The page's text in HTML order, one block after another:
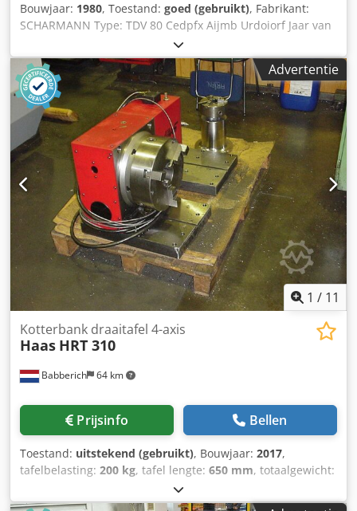
Bouwjaar: 1980, Toestand: goed (gebruikt), Fabrikant:
SCHARMANN Type: TDV 80 Cedpfx Aijmb Urdoiorf Jaar van
fabricage: 1980 Draagbaar / Verplaatsbaar met
nivelleerschoenen AWF Fixators ROD Heidenhain
indexeerweger met Dro Links- en rechtsdraaiend in 3
indexeersnelheden Vermogen 18 kW Snel positioneerbare
vaste hoek 0-90-180-270 Gr Specificaties Metrisch VS
standaard Tafellengte 3500 mm Tafel breedte 3500 mm
Tafelbelasting 80000 Rotatie B-as 360000 ° Afmetingen
(schatting) Lengte 6000 mm Breedte 3500 mm Hoogte 1400
mm Gewicht 28000 kg Let op: De informatie op deze
pagina is te goeder trouw verkregen van ons en waar
mogelijk van de fabrikant. De informatie wordt te goeder
trouw gegeven, maar de nauwkeurigheid kan niet worden
gegarandeerd. Wij raden u aan alle belangrijke details te
controleren.
Advertentie
1 / 11
Babberich 64 km
Kotterbank draaitafel 4-axis
Haas HRT 310
Prijsinfo Bellen
Toestand: uitstekend (gebruikt), Bouwjaar: 2017,
tafelbelasting: 200 kg, tafel lengte: 650 mm, totaalgewicht:
, Kotterbank draaitafel Haas -
HRT 310 Csdpfx Aoyu Nb Eoiiorf